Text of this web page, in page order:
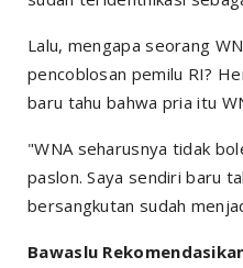
Lalu, mengapa seorang
pencoblosan pemilu RI?
baru tahu bahwa pria itu
"WNA seharusnya tidak
paslon. Saya sendiri baru
bersangkutan sudah
Bawaslu